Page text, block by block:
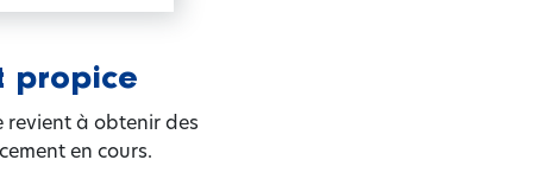
propice
à obtenir des
en cours.